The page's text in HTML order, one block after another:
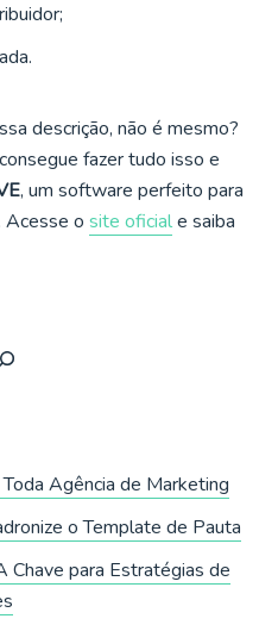
descrição, não é mesmo?
fazer tudo isso e
, um software perfeito para
Acesse o site oficiale saiba
Agência de Marketing
o Template de Pauta
Chave para Estratégias de